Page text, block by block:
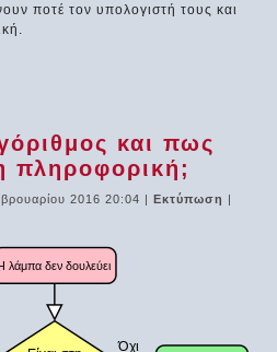
ποτέ τον υπολογιστή τους και
και πως
πληροφορική;
2016 20:04 |Εκτύπωση |